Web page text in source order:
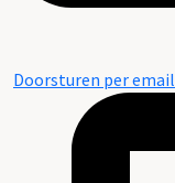
Doorsturen per email